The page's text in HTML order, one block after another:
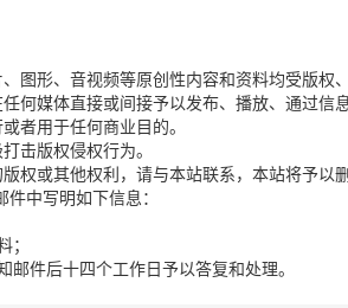
图形、音视频等原创性内容和资料均受版权
何媒体直接或间接予以发布、播放、通过信息
者用于任何商业目的。
击版权侵权行为。
权或其他权利，请与本站联系，本站将予以删
中写明如下信息：
；
邮件后十四个工作日予以答复和处理。